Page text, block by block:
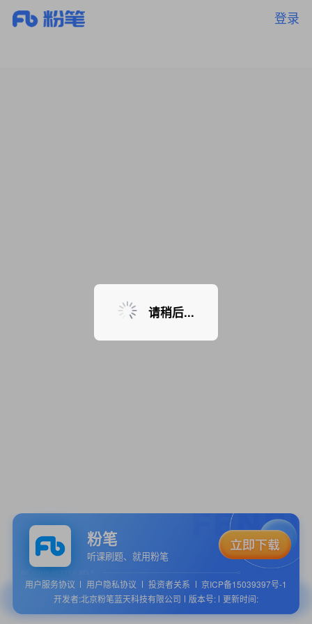
登录
暂无课程，敬请期待
粉笔
听课刷题、就用粉笔
用户服务协议 用户隐私协议 投资者关系
京ICP备15039397号-1
开发者:北京粉笔蓝天科技有限公司
版本号: 更新时间:
请稍后...